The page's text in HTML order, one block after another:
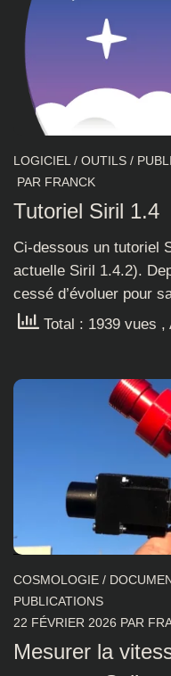
LOGICIEL / OUTILS /
PAR FRANCK
Tutoriel Siril 1.4
Ci-dessous un tutoriel
actuelle Siril 1.4.2).
cessé d’évoluer pour
Total : 1939 vues ,
COSMOLOGIE /
PUBLICATIONS
22 FÉVRIER 2026 PAR
Mesurer la